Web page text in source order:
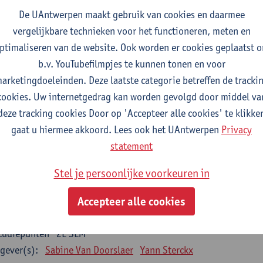
Wim Vanden Berghe
mining
2E SEM
studiepunten
Erik Fransen Kris Laukens
Animal Science (core module)
2E SEM
Chris Van Ginneken Debby Van Dam
2E SEM
Kristien Hens Patrick Rüdelsheim
structural biology
2E SEM
Sabine Van Doorslaer Yann Sterckx
De UAntwerpen maakt gebruik van cookies en daarmee
vergelijkbare technieken voor het functioneren, meten en
van de website. Ook worden er cookies geplaatst
b.v. YouTubefilmpjes te kunnen tonen en voor
Deze laatste categorie betreffen de
Uw internetgedrag kan worden gevolgd door middel
tracking cookies Door op 'Accepteer alle cookies' te
gaat u hiermee akkoord. Lees ook het UAntwerpen Privacy
statement
Stel je persoonlijke voorkeuren in
Accepteer alle cookies